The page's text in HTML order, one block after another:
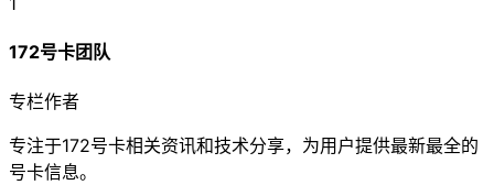
172号卡团队
专栏作者
专注于172号卡相关资讯和技术分享，为用户提供最新最全的
号卡信息。